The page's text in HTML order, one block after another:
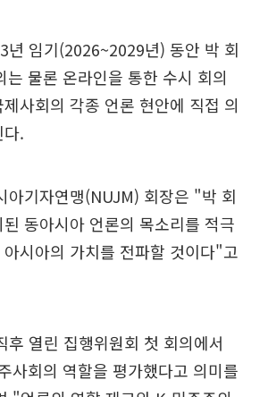
년 임기(2026~2029년) 동안 박 회
는 물론 온라인을 통한 수시 회의
사회의 각종 언론 현안에 직접 의
.
아기자연맹(NUJM) 회장은 "박 회
동아시아 언론의 목소리를 적극
시아의 가치를 전파할 것이다"고
후 열린 집행위원회 첫 회의에서
사회의 역할을 평가했다고 의미를